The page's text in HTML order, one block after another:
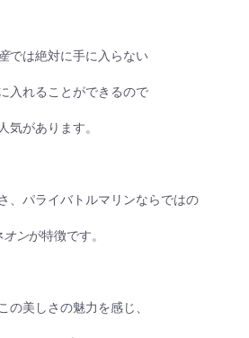
では絶対に手に入らない
入れることができるので
人気があります。
、パライバトルマリンならではの
オンが特徴です。
の美しさの魅力を感じ、